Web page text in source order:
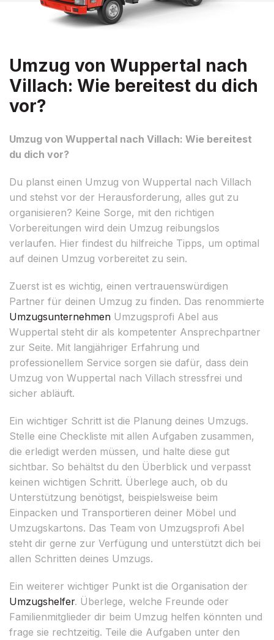
Umzug von Wuppertal nach
Villach: Wie bereitest du dich
vor?
Umzug von Wuppertal nach Villach: Wie bereitest
du dich vor?
Du planst einen Umzug von Wuppertal nach Villach
und stehst vor der Herausforderung, alles gut zu
organisieren? Keine Sorge, mit den richtigen
Vorbereitungen wird dein Umzug reibungslos
verlaufen. Hier findest du hilfreiche Tipps, um optimal
auf deinen Umzug vorbereitet zu sein.
Zuerst ist es wichtig, einen vertrauenswürdigen
Partner für deinen Umzug zu finden. Das renommierte
Umzugsunternehmen Umzugsprofi Abel aus
Wuppertal steht dir als kompetenter Ansprechpartner
zur Seite. Mit langjähriger Erfahrung und
professionellem Service sorgen sie dafür, dass dein
Umzug von Wuppertal nach Villach stressfrei und
sicher abläuft.
Ein wichtiger Schritt ist die Planung deines Umzugs.
Stelle eine Checkliste mit allen Aufgaben zusammen,
die erledigt werden müssen, und halte diese gut
sichtbar. So behältst du den Überblick und verpasst
keinen wichtigen Schritt. Überlege auch, ob du
Unterstützung benötigst, beispielsweise beim
Einpacken und Transportieren deiner Möbel und
Umzugskartons. Das Team von Umzugsprofi Abel
steht dir gerne zur Verfügung und unterstützt dich bei
allen Schritten deines Umzugs.
Ein weiterer wichtiger Punkt ist die Organisation der
Umzugshelfer. Überlege, welche Freunde oder
Familienmitglieder dir beim Umzug helfen könnten und
frage sie rechtzeitig. Teile die Aufgaben unter den